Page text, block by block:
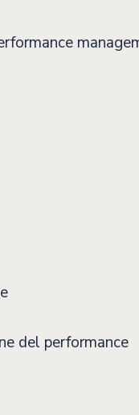
del performance